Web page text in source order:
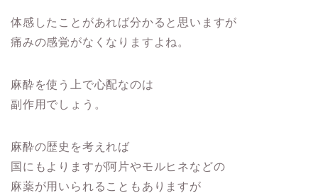
体感したことがあれば分かると思いますが
痛みの感覚がなくなりますよね。
麻酔を使う上で心配なのは
副作用でしょう。
麻酔の歴史を考えれば
国にもよりますが阿片やモルヒネなどの
麻薬が用いられることもありますが